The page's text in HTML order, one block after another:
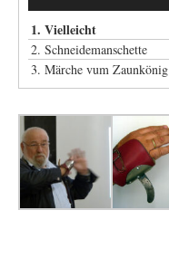
1. Vielleicht
2. Schneidemanschette
3. Märche vum Zaunkönig